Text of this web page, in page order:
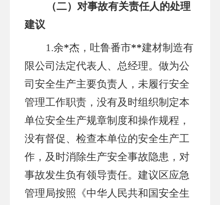
（二）对事故有关责任人的处理
建议
1.余*杰，吐鲁番市**建材制造有
限公司法定代表人、总经理。做为公
司安全生产主要负责人，未履行安全
管理工作职责，没有及时组织制定本
单位安全生产规章制度和操作规程，
没有督促、检查本单位的安全生产工
作，及时消除生产安全事故隐患，对
事故发生负有领导责任。建议区应急
管理局按照《中华人民共和国安全生